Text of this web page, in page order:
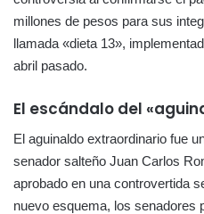
millones de pesos para sus
llamada «dieta 13»,
abril pasado.
El escándalo del
El aguinaldo extraordinario fue
senador salteño Juan Carlos
aprobado en una controvertida
nuevo esquema, los senadores